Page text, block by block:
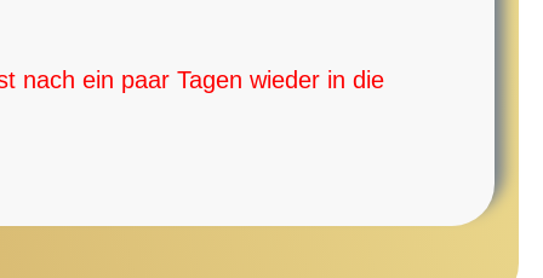
nach ein paar Tagen wieder in die